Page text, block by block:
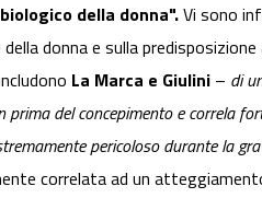
della donna".Vi sono
donna e sulla
La Marca e Giulini – di
del concepimento e correla
pericoloso durante la
correlata ad un